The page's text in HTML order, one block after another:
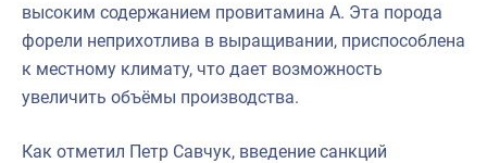
высоким содержанием провитамина А. Эта порода
форели неприхотлива в выращивании, приспособлена
к местному климату, что дает возможность
увеличить объёмы производства.
Как отметил Петр Савчук, введение санкций